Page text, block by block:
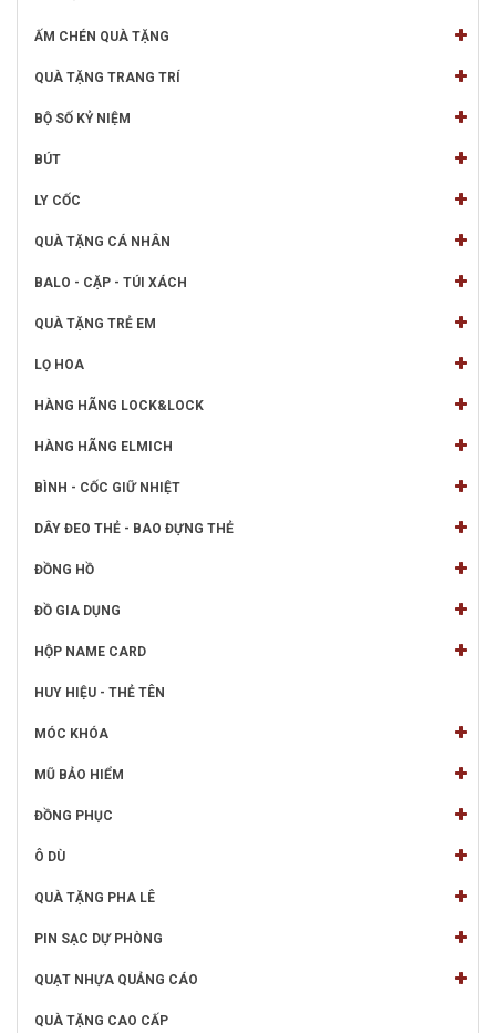
ẤM CHÉN QUÀ TẶNG
QUÀ TẶNG TRANG TRÍ
BỘ SỐ KỶ NIỆM
BÚT
LY CỐC
QUÀ TẶNG CÁ NHÂN
BALO - CẶP - TÚI XÁCH
QUÀ TẶNG TRẺ EM
LỌ HOA
HÀNG HÃNG LOCK&LOCK
HÀNG HÃNG ELMICH
BÌNH - CỐC GIỮ NHIỆT
DÂY ĐEO THẺ - BAO ĐỰNG THẺ
ĐỒNG HỒ
ĐỒ GIA DỤNG
HỘP NAME CARD
HUY HIỆU - THẺ TÊN
MÓC KHÓA
MŨ BẢO HIỂM
ĐỒNG PHỤC
Ô DÙ
QUÀ TẶNG PHA LÊ
PIN SẠC DỰ PHÒNG
QUẠT NHỰA QUẢNG CÁO
QUÀ TẶNG CAO CẤP